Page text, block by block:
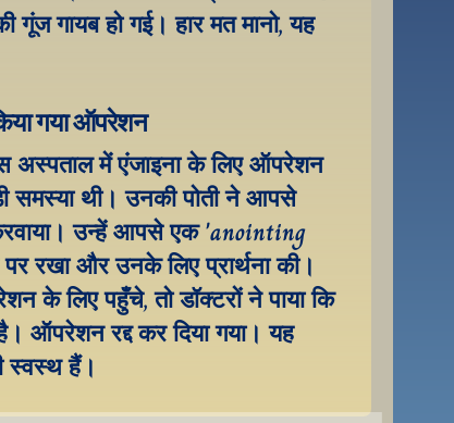
गायब हो गई। हार मत मानो, यह
गया ऑपरेशन
अस्पताल में एंजाइना के लिए ऑपरेशन
समस्या थी। उनकी पोती ने आपसे
उन्हें आपसे एक 'anointing
रखा और उनके लिए प्रार्थना की।
के लिए पहुँचे, तो डॉक्टरों ने पाया कि
ऑपरेशन रद्द कर दिया गया। यह
स्वस्थ हैं।